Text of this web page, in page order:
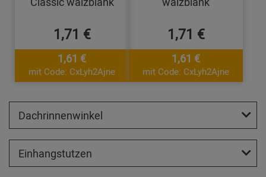
1,71 €
1,61 €
mit Code: CxLyh2Ajne
1,71 €
1,61 €
mit Code: CxLyh2Ajne
Dachrinnenwinkel
Einhangstutzen